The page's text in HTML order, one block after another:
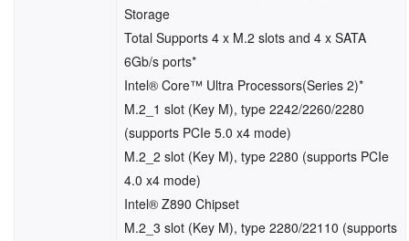
Storage
Total Supports 4 x M.2 slots and 4 x SATA
6Gb/s ports*
Intel® Core™ Ultra Processors(Series 2)*
M.2_1 slot (Key M), type 2242/2260/2280
(supports PCIe 5.0 x4 mode)
M.2_2 slot (Key M), type 2280 (supports PCIe
4.0 x4 mode)
Intel® Z890 Chipset
M.2_3 slot (Key M), type 2280/22110 (supports